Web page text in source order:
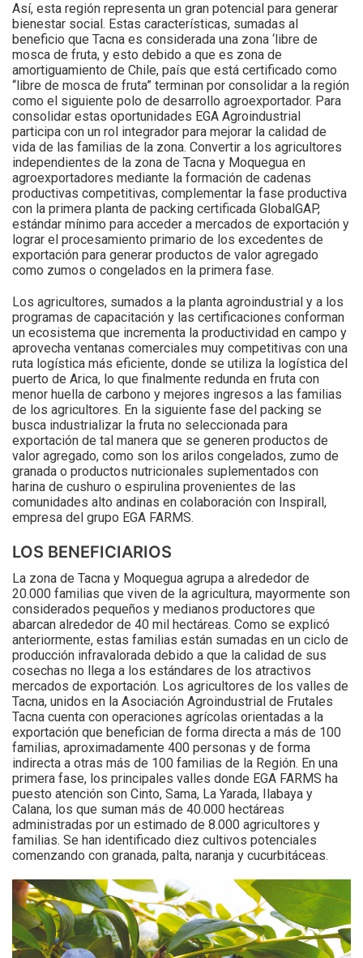
Así, esta región representa un gran potencial para generar
bienestar social. Estas características, sumadas al
beneficio que Tacna es considerada una zona ‘libre de
mosca de fruta, y esto debido a que es zona de
amortiguamiento de Chile, país que está certificado como
“libre de mosca de fruta” terminan por consolidar a la región
como el siguiente polo de desarrollo agroexportador. Para
consolidar estas oportunidades EGA Agroindustrial
participa con un rol integrador para mejorar la calidad de
vida de las familias de la zona. Convertir a los agricultores
independientes de la zona de Tacna y Moquegua en
agroexportadores mediante la formación de cadenas
productivas competitivas, complementar la fase productiva
con la primera planta de packing certificada GlobalGAP,
estándar mínimo para acceder a mercados de exportación y
lograr el procesamiento primario de los excedentes de
exportación para generar productos de valor agregado
como zumos o congelados en la primera fase.
Los agricultores, sumados a la planta agroindustrial y a los
programas de capacitación y las certificaciones conforman
un ecosistema que incrementa la productividad en campo y
aprovecha ventanas comerciales muy competitivas con una
ruta logística más eficiente, donde se utiliza la logística del
puerto de Arica, lo que finalmente redunda en fruta con
menor huella de carbono y mejores ingresos a las familias
de los agricultores. En la siguiente fase del packing se
busca industrializar la fruta no seleccionada para
exportación de tal manera que se generen productos de
valor agregado, como son los arilos congelados, zumo de
granada o productos nutricionales suplementados con
harina de cushuro o espirulina provenientes de las
comunidades alto andinas en colaboración con Inspirall,
empresa del grupo EGA FARMS.
LOS BENEFICIARIOS
La zona de Tacna y Moquegua agrupa a alrededor de
20.000 familias que viven de la agricultura, mayormente son
considerados pequeños y medianos productores que
abarcan alrededor de 40 mil hectáreas. Como se explicó
anteriormente, estas familias están sumadas en un ciclo de
producción infravalorada debido a que la calidad de sus
cosechas no llega a los estándares de los atractivos
mercados de exportación. Los agricultores de los valles de
Tacna, unidos en la Asociación Agroindustrial de Frutales
Tacna cuenta con operaciones agrícolas orientadas a la
exportación que benefician de forma directa a más de 100
familias, aproximadamente 400 personas y de forma
indirecta a otras más de 100 familias de la Región. En una
primera fase, los principales valles donde EGA FARMS ha
puesto atención son Cinto, Sama, La Yarada, Ilabaya y
Calana, los que suman más de 40.000 hectáreas
administradas por un estimado de 8.000 agricultores y
familias. Se han identificado diez cultivos potenciales
comenzando con granada, palta, naranja y cucurbitáceas.